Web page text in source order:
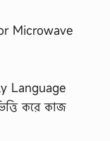
Microwave
Language
করে কাজ